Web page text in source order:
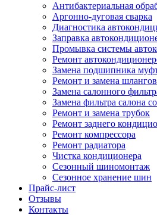
Антибактериальная
Аргонно-дуговая сварка
Диагностика
Заправка
Промывка системы
Ремонт
Замена подшипника
Ремонт и замена шлангов
Замена салонного
Замена фильтра салона
Ремонт и замена трубок
Ремонт заднего
Ремонт компрессора
Ремонт радиатора
Чистка кондиционера
Сезонный шиномонтаж
Сезонное хранение шин
Прайс-лист
Отзывы
Контакты